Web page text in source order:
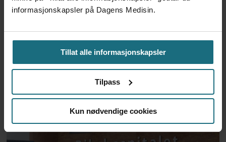
informasjonskapsler på Dagens Medisin.
Tillat alle informasjonskapsler
Tilpass
Kun nødvendige cookies
Ebolautbruddet:
Helsearbeidere protesterer
mot manglende lønn